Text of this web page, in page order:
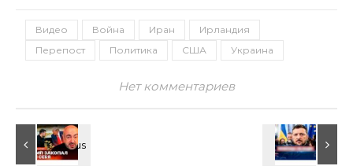
Видео Война Иран
Ирландия
Перепост
Политика США Украина
Нет комментариев